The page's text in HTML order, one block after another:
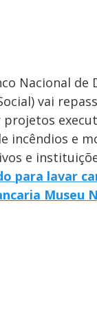
Nacional
vai
incêndios e
e
para lavar
Museu